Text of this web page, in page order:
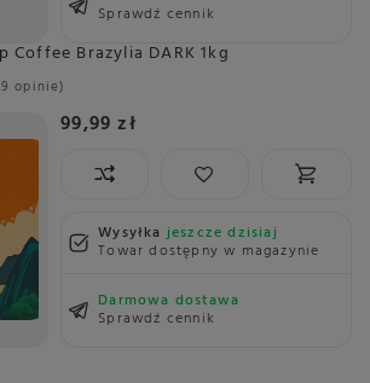
Sprawdź cennik
Coffee Brazylia DARK 1kg
opinie
99,99 zł
Wysyłkajeszcze dzisiaj
Towar dostępny w magazynie
Darmowa dostawa
Sprawdź cennik